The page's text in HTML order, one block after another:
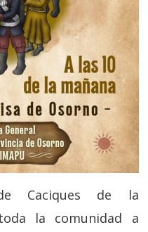
Caciques de la
la comunidad a